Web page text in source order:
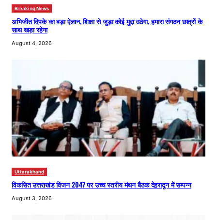
Breaking News
अभिजीत दिपके का बड़ा ऐलान, शिक्षा से जुड़ा कोई मुद्दा उठेगा, हमारा संगठन छात्रों के
साथ खड़ा रहेगा
August 4, 2026
Uttarakhand
विकसित उत्तराखंड विजन 2047 पर उच्च स्तरीय मंथन बैठक देहरादून में सम्पन्न
August 3, 2026